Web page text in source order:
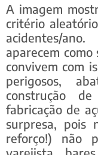
A imagem
critério
acidentes/
aparecem
convivem com
perigosos,
construção
fabricação de
surpresa, pois
reforço!) não